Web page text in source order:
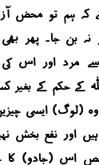
کہ ہم تو محض
نہ بن جا۔ پھر
مرد اور اس کی
کے حکم کے بغیر
وہ (لوگ) ایسی
اور نفع بخش
اس (جادو) کا